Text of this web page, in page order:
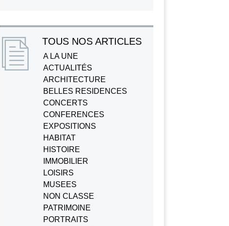
TOUS NOS ARTICLES
A LA UNE
ACTUALITÉS
ARCHITECTURE
BELLES RESIDENCES
CONCERTS
CONFERENCES
EXPOSITIONS
HABITAT
HISTOIRE
IMMOBILIER
LOISIRS
MUSEES
NON CLASSE
PATRIMOINE
PORTRAITS